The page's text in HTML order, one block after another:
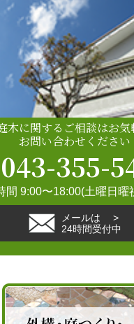
木に関するご相談はお気
お問い合わせください
043-355-
間 9:00〜18:00(土曜日曜
メールは >
24時間受付中